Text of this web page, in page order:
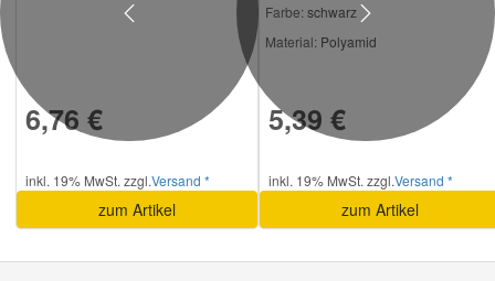
6,76 €
inkl. 19% MwSt. zzgl.Versand *
zum Artikel
Farbe: schwarz
Material: Polyamid
5,39 €
inkl. 19% MwSt. zzgl.Versand *
zum Artikel
Previous Next